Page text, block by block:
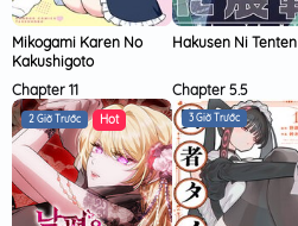
Mikogami Karen No
Kakushigoto
Chapter 11
Hakusen Ni Tenten
Chapter 5.5
2 Giờ Trước 3 Giờ Trước